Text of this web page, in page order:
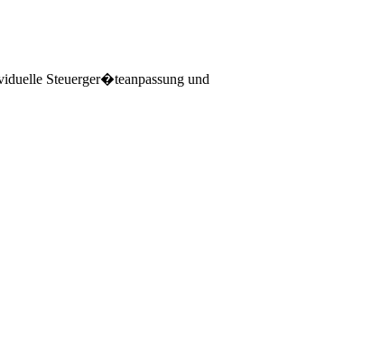
Steuerger�teanpassung und